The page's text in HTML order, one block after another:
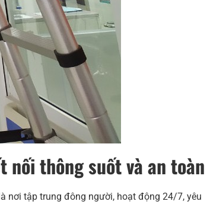
nối thông suốt và an toàn
nơi tập trung đông người, hoạt động 24/7, yêu